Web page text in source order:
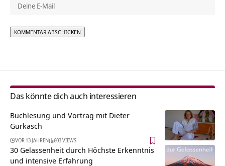
Das könnte dich auch interessieren
Buchlesung und Vortrag mit Dieter
Gurkasch
VOR 13 JAHREN 603 VIEWS
30 Gelassenheit durch Höchste Erkenntnis
und intensive Erfahrung